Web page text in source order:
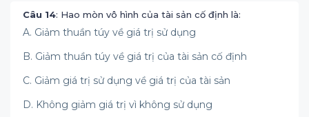
Câu 14: Hao mòn vô hình của tài sản cố định là:
A. Giảm thuần túy về giá trị sử dụng
B. Giảm thuần túy về giá trị của tài sản cố định
C. Giảm giá trị sử dụng về giá trị của tài sản
D. Không giảm giá trị vì không sử dụng